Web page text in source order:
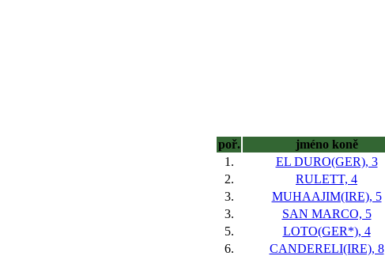
poř.
jméno koně
1.
EL DURO(GER), 3
2.
RULETT, 4
3.
MUHAAJIM(IRE), 5
3.
SAN MARCO, 5
5.
LOTO(GER*), 4
6.
CANDERELI(IRE), 8